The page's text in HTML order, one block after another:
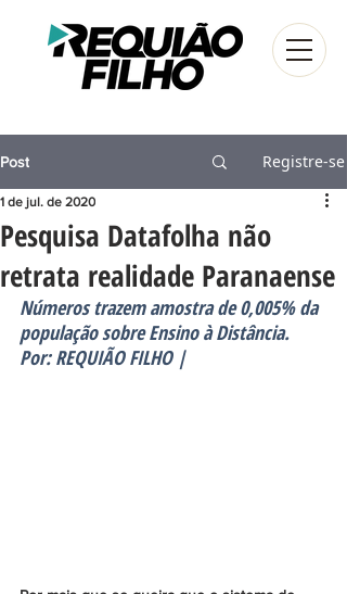
Post Registre-se
Pesquisa Datafolha não
retrata realidade Paranaense
1 de jul. de 2020
Números trazem amostra de 0,005% da
população sobre Ensino à Distância.
Por: REQUIÃO FILHO |